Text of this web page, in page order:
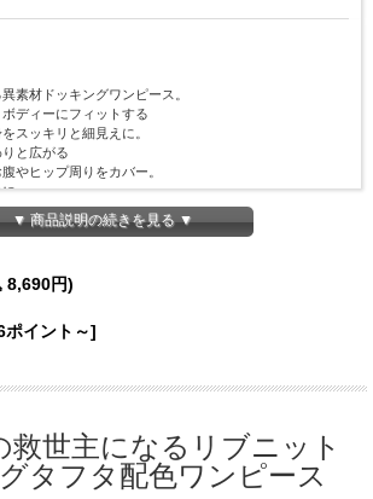
素材ドッキングワンピース。
ディーにフィットする
スッキリと細見えに。
と広がる
やヒップ周りをカバー。
に
うのが嬉しいポイント！
飾り釦で
％
▼ 商品説明の続きを見る ▼
8,690円)
イント～]
救世主になるリブニット
タフタ配色ワンピース